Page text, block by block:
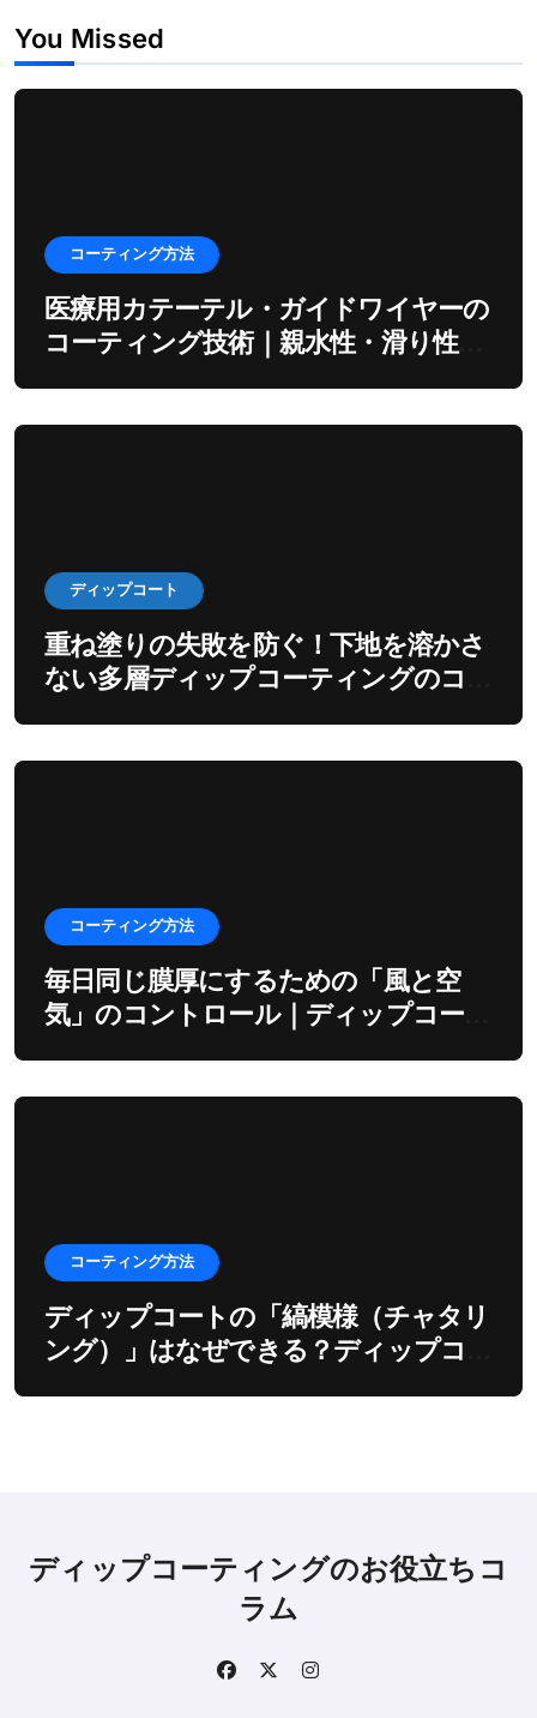
You Missed
コーティング方法
医療用カテーテル・ガイドワイヤーの
コーティング技術｜親水性・滑り性を
ディップコート
重ね塗りの失敗を防ぐ！下地を溶かさ
ない多層ディップコーティングのコ
コーティング方法
毎日同じ膜厚にするための「風と空
気」のコントロール｜ディップコーテ
コーティング方法
ディップコートの「縞模様（チャタリ
ング）」はなぜできる？ディップコー
ディップコーティングのお役立ちコ
ラム